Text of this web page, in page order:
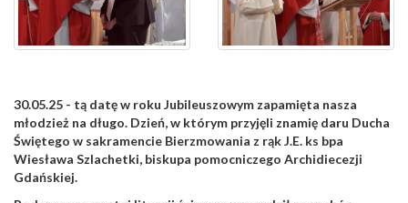
30.05.25 - tą datę w roku Jubileuszowym zapamięta nasza
młodzież na długo. Dzień, w którym przyjęli znamię daru Ducha
Świętego w sakramencie Bierzmowania z rąk J.E. ks bpa
Wiesława Szlachetki, biskupa pomocniczego Archidiecezji
Gdańskiej.